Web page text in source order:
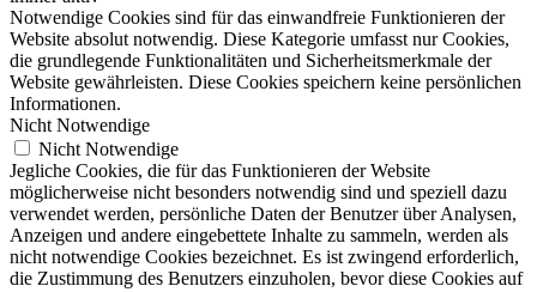
Notwendige Cookies sind für das einwandfreie Funktionieren der
Website absolut notwendig. Diese Kategorie umfasst nur Cookies,
die grundlegende Funktionalitäten und Sicherheitsmerkmale der
Website gewährleisten. Diese Cookies speichern keine persönlichen
Informationen.
Nicht Notwendige
Nicht Notwendige
Jegliche Cookies, die für das Funktionieren der Website
möglicherweise nicht besonders notwendig sind und speziell dazu
verwendet werden, persönliche Daten der Benutzer über Analysen,
Anzeigen und andere eingebettete Inhalte zu sammeln, werden als
nicht notwendige Cookies bezeichnet. Es ist zwingend erforderlich,
die Zustimmung des Benutzers einzuholen, bevor diese Cookies auf